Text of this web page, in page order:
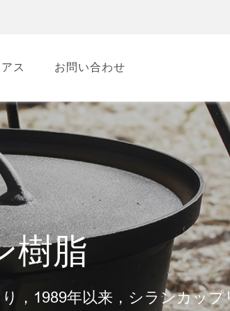
ス お問い合わせ
樹脂
，1989年以来，シランカップ